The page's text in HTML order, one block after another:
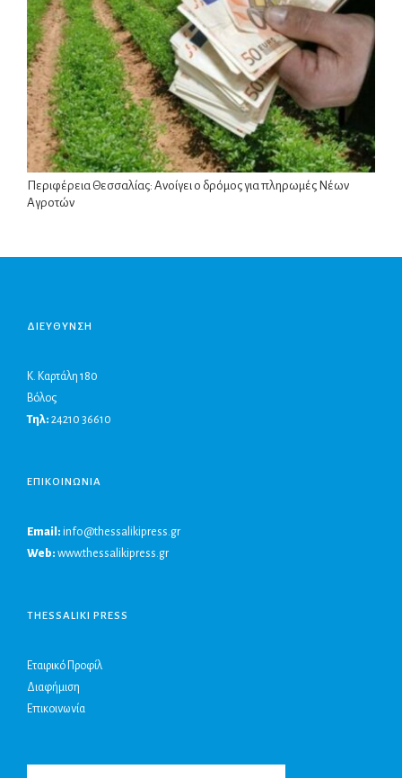
Περιφέρεια Θεσσαλίας: Ανοίγει ο δρόμος για πληρωμές Νέων
Αγροτών
ΔΙΕΥΘΥΝΣΗ
Κ. Καρτάλη 180
Βόλος
Τηλ: 24210 36610
ΕΠΙΚΟΙΝΩΝΙΑ
Email: info@thessalikipress.gr
Web: www.thessalikipress.gr
THESSALIKI PRESS
Εταιρικό Προφίλ
Διαφήμιση
Επικοινωνία